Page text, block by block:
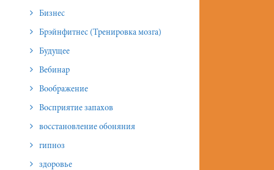
Бизнес
Брэйнфитнес (Тренировка мозга)
Будущее
Вебинар
Воображение
Восприятие запахов
восстановление обоняния
гипноз
здоровье